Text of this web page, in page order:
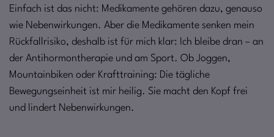
Einfach ist das nicht: Medikamente gehören dazu, genauso
wie Nebenwirkungen. Aber die Medikamente senken mein
Rückfallrisiko, deshalb ist für mich klar: Ich bleibe dran – an
der Antihormontherapie und am Sport. Ob Joggen,
Mountainbiken oder Krafttraining: Die tägliche
Bewegungseinheit ist mir heilig. Sie macht den Kopf frei
und lindert Nebenwirkungen.